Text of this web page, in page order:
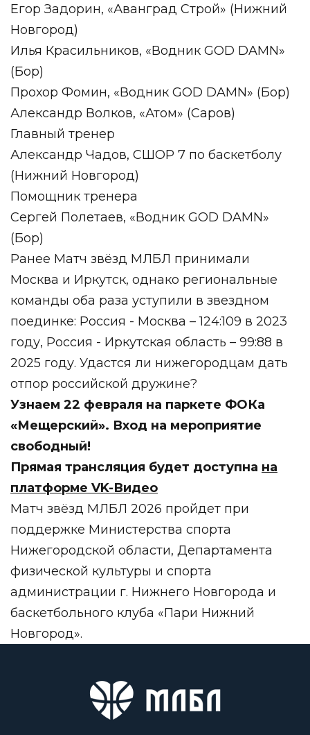
Егор Задорин, «Аванград Строй» (Нижний
Новгород)
Илья Красильников, «Водник GOD DAMN»
(Бор)
Прохор Фомин, «Водник GOD DAMN» (Бор)
Александр Волков, «Атом» (Саров)
Главный тренер
Александр Чадов, СШОР 7 по баскетболу
(Нижний Новгород)
Помощник тренера
Сергей Полетаев, «Водник GOD DAMN»
(Бор)
Ранее Матч звёзд МЛБЛ принимали
Москва и Иркутск, однако региональные
команды оба раза уступили в звездном
поединке: Россия - Москва – 124:109 в 2023
году, Россия - Иркутская область – 99:88 в
2025 году. Удастся ли нижегородцам дать
отпор российской дружине?
Узнаем 22 февраля на паркете ФОКа
«Мещерский». Вход на мероприятие
свободный!
Прямая трансляция будет доступна на
платформе VK-Видео
Матч звёзд МЛБЛ 2026 пройдет при
поддержке Министерства спорта
Нижегородской области, Департамента
физической культуры и спорта
администрации г. Нижнего Новгорода и
баскетбольного клуба «Пари Нижний
Новгород».